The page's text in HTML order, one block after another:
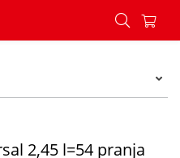
universal 2,45 l=54 pranja -
2,45 l=54 pranja